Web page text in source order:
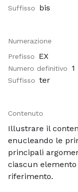
Suffisso bis
Numerazione
Prefisso
EX
Numero definitivo 1
Suffisso ter
Contenuto
Illustrare il
enucleando le
principali
ciascun
riferimento.